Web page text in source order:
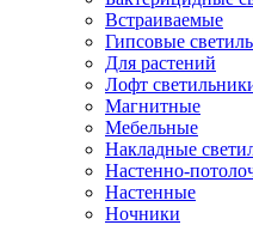
Встраиваемые
Гипсовые
Для растений
Лофт
Магнитные
Мебельные
Накладные
Настенно-
Настенные
Ночники